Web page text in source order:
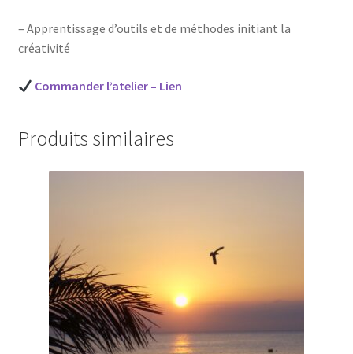
– Apprentissage d’outils et de méthodes initiant la
créativité
Commander l’atelier – Lien
Produits similaires